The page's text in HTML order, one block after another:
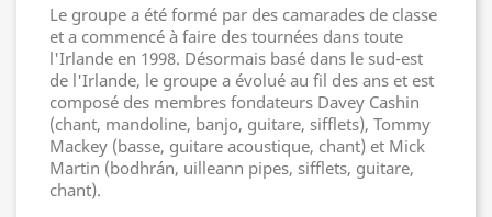
Le groupe a été formé par des camarades de classe
et a commencé à faire des tournées dans toute
l'Irlande en 1998. Désormais basé dans le sud-est
de l'Irlande, le groupe a évolué au fil des ans et est
composé des membres fondateurs Davey Cashin
(chant, mandoline, banjo, guitare, sifflets), Tommy
Mackey (basse, guitare acoustique, chant) et Mick
Martin (bodhrán, uilleann pipes, sifflets, guitare,
chant).